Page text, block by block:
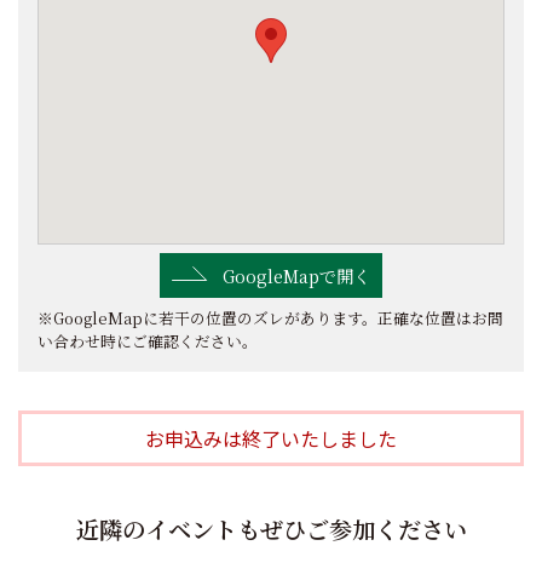
GoogleMapで開く
※GoogleMapに若干の位置のズレがあります。正確な位置はお問
い合わせ時にご確認ください。
お申込みは終了いたしました
近隣のイベントもぜひご参加ください